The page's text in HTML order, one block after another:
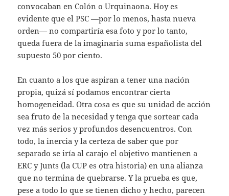
convocaban en Colón o Urquinaona. Hoy es
evidente que el PSC —por lo menos, hasta nueva
orden— no compartiría esa foto y por lo tanto,
queda fuera de la imaginaria suma españolista del
supuesto 50 por ciento.
En cuanto a los que aspiran a tener una nación
propia, quizá sí podamos encontrar cierta
homogeneidad. Otra cosa es que su unidad de acción
sea fruto de la necesidad y tenga que sortear cada
vez más serios y profundos desencuentros. Con
todo, la inercia y la certeza de saber que por
separado se iría al carajo el objetivo mantienen a
ERC y Junts (la CUP es otra historia) en una alianza
que no termina de quebrarse. Y la prueba es que,
pese a todo lo que se tienen dicho y hecho, parecen